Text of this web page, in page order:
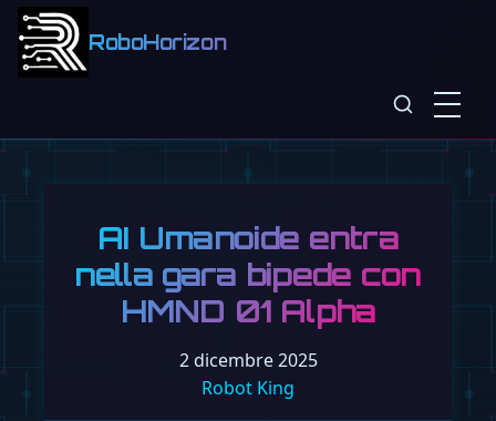
RoboHorizon
AI Umanoide entra
nella gara bipede con
HMND 01 Alpha
2 dicembre 2025
Robot King